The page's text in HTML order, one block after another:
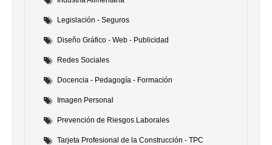
Legislación - Seguros
Diseño Gráfico - Web - Publicidad
Redes Sociales
Docencia - Pedagogía - Formación
Imagen Personal
Prevención de Riesgos Laborales
Tarjeta Profesional de la Construcción - TPC